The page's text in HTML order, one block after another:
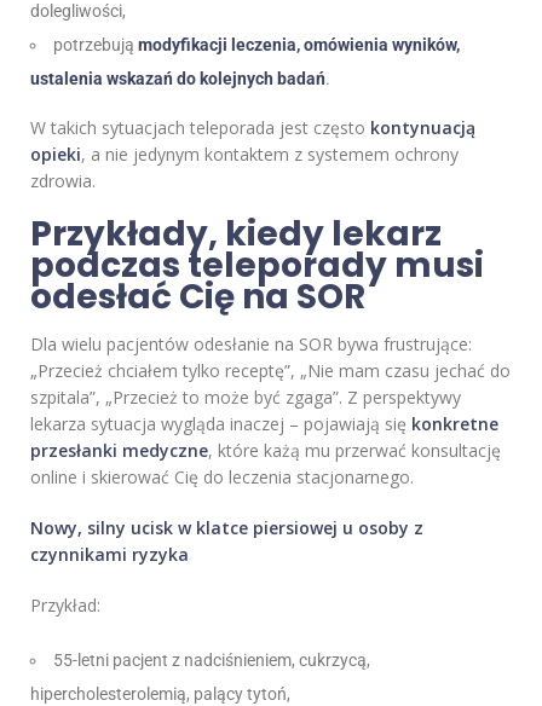
dolegliwości,
potrzebują modyfikacji leczenia, omówienia wyników,
ustalenia wskazań do kolejnych badań.
W takich sytuacjach teleporada jest często kontynuacją
opieki, a nie jedynym kontaktem z systemem ochrony
zdrowia.
Przykłady, kiedy lekarz
podczas teleporady musi
odesłać Cię na SOR
Dla wielu pacjentów odesłanie na SOR bywa frustrujące:
„Przecież chciałem tylko receptę”, „Nie mam czasu jechać do
szpitala”, „Przecież to może być zgaga”. Z perspektywy
lekarza sytuacja wygląda inaczej – pojawiają się konkretne
przesłanki medyczne, które każą mu przerwać konsultację
online i skierować Cię do leczenia stacjonarnego.
Nowy, silny ucisk w klatce piersiowej u osoby z
czynnikami ryzyka
Przykład:
55-letni pacjent z nadciśnieniem, cukrzycą,
hipercholesterolemią, palący tytoń,